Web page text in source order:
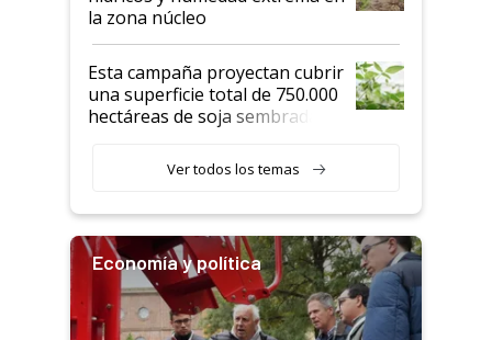
la zona núcleo
Esta campaña proyectan cubrir
una superficie total de 750.000
hectáreas de soja sembradas
variedades que marcan un
salto tecnológico en genética y
Ver todos los temas
Economía y política